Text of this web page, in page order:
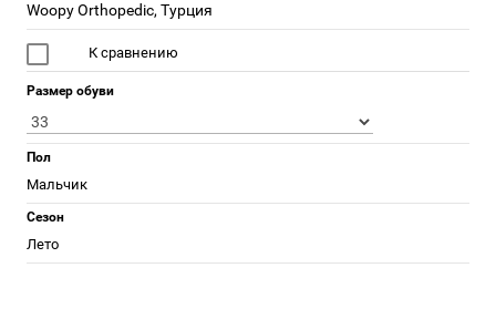
Woopy Orthopedic, Турция
К сравнению
Размер обуви
Пол
Мальчик
Сезон
Лето